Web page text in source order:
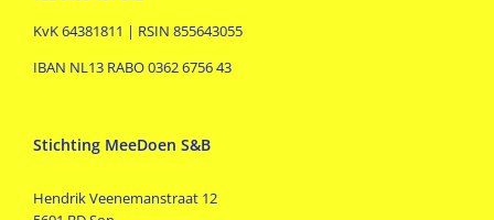
KvK 64381811 | RSIN 855643055
IBAN NL13 RABO 0362 6756 43
Stichting MeeDoen S&B
Hendrik Veenemanstraat 12